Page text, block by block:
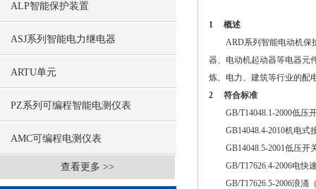
ALP智能保护装置
ASJ系列智能电力继电器
ARTU单元
PZ系列可编程智能电测仪表
AMC可编程电测仪表
查看更多 >>
1 概述
ARD系列智能电动机保护
器、电动机起动器等电器元
炼、电力、建筑等行业的配
2 符合标准
GB/T14048.1-2000低压
GB14048.4-2010机电式
GB14048.5-2001低压开
GB/T17626.4-2006电快
GB/T17626.5-2006浪涌